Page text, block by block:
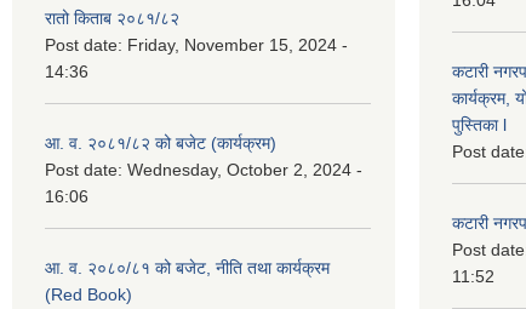
रातो किताब २०८१/८२
Post date: Friday, November 15, 2024 -
14:36
आ. व. २०८१/८२ को बजेट (कार्यक्रम)
Post date: Wednesday, October 2, 2024 -
16:06
आ. व. २०८०/८१ को बजेट, नीति तथा कार्यक्रम
(Red Book)
कटारी
कार्यक्रम,
पुस्तिका l
Post
कटारी
Post
11:52